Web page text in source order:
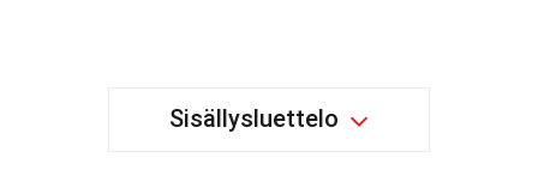
Sisällysluettelo